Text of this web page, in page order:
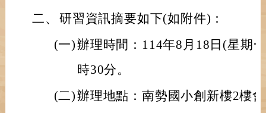
二、 研習資訊摘要如下(如附件)：
(一)辦理時間：114年8月18日(星期
時30分。
(二)辦理地點：南勢國小創新樓2樓